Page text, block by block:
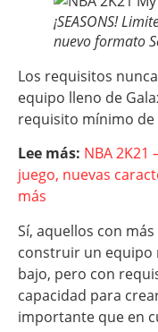
¡SEASONS!
nuevo formato
Los requisitos
equipo lleno de
requisito mínimo de
Lee más: NBA 2K21
juego, nuevas
más
Sí, aquellos con
construir un equipo
bajo, pero con
capacidad para
importante que en